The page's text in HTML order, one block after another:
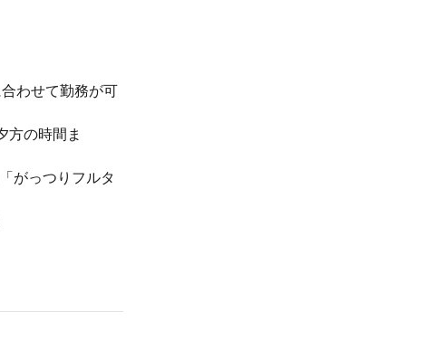
わせて勤務が可
方の時間ま
がっつりフルタ